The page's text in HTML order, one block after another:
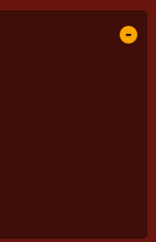
-